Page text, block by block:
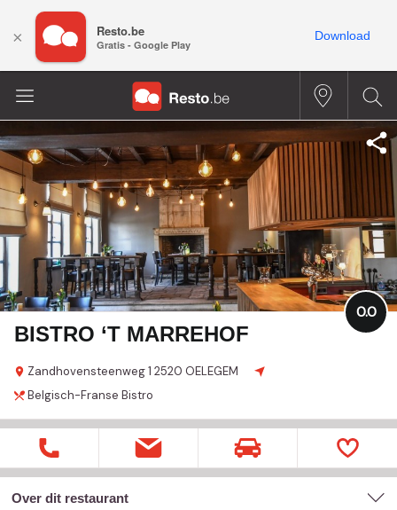
BISTRO ‘T MARREHOF
Zandhovensteenweg 1 2520 OELEGEM
0.0
Belgisch-Franse Bistro
Over dit restaurant
× Resto.be
Gratis - Google Play
Download